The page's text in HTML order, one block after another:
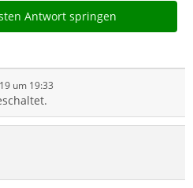
Antwort springen
um 19:33